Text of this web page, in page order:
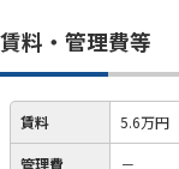
賃料・管理費等
賃料 5.6万円
管理費 －